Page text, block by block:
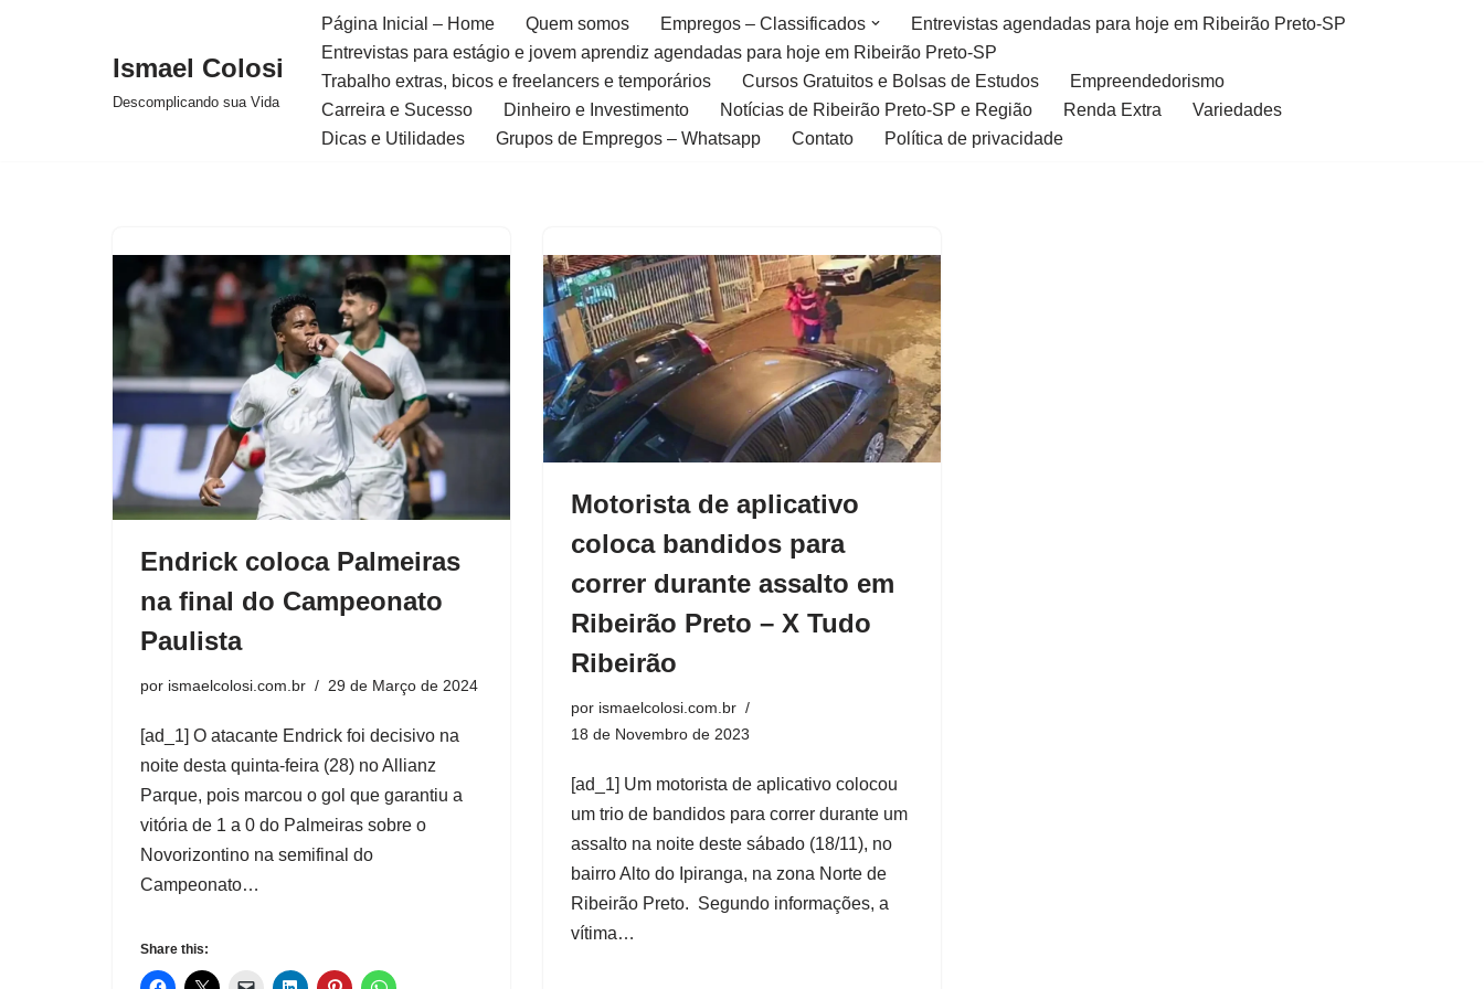
Ismael Colosi
Descomplicando sua Vida
Página Inicial – Home Quem somos Empregos – Classificados
Entrevistas agendadas para hoje em Ribeirão Preto-SP
Entrevistas para estágio e jovem aprendiz agendadas para hoje em Ribeirão Preto-SP
Trabalho extras, bicos e freelancers e temporários
Cursos Gratuitos e Bolsas de Estudos
Empreendedorismo
Carreira e Sucesso
Dinheiro e Investimento Notícias de Ribeirão Preto-SP e Região Renda Extra
Variedades
Dicas e Utilidades
Grupos de Empregos – Whatsapp Contato Política de privacidade
Endrick coloca Palmeiras
na final do Campeonato
Paulista
por ismaelcolosi.com.br 29 de Março de 2024
[ad_1] O atacante Endrick foi decisivo na
noite desta quinta-feira (28) no Allianz
Parque, pois marcou o gol que garantiu a
vitória de 1 a 0 do Palmeiras sobre o
Novorizontino na semifinal do
Campeonato…
Share this:
Motorista de aplicativo
coloca bandidos para
correr durante assalto em
Ribeirão Preto – X Tudo
Ribeirão
por ismaelcolosi.com.br
18 de Novembro de 2023
[ad_1] Um motorista de aplicativo colocou
um trio de bandidos para correr durante um
assalto na noite deste sábado (18/11), no
bairro Alto do Ipiranga, na zona Norte de
Ribeirão Preto. Segundo informações, a
vítima…